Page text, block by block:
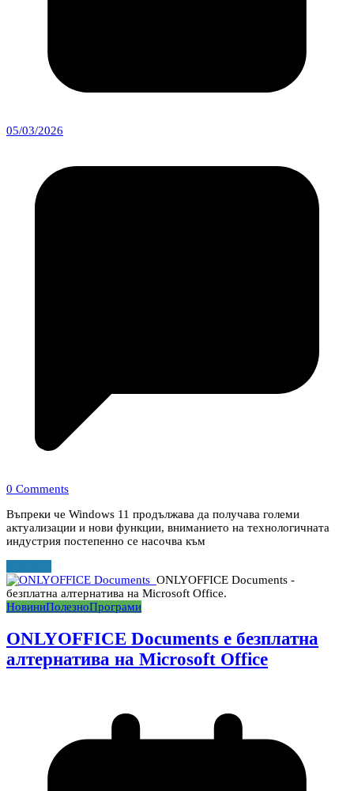
05/03/2026
0 Comments
Въпреки че Windows 11 продължава да получава големи
актуализации и нови функции, вниманието на технологичната
индустрия постепенно се насочва към
ONLYOFFICE Documents -
безплатна алтернатива на Microsoft Office.
НовиниПолезноПрограми
ONLYOFFICE Documents е безплатна
алтернатива на Microsoft Office